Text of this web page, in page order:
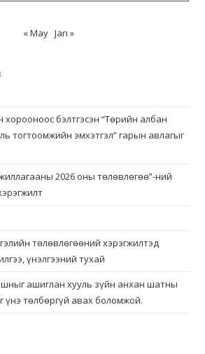
« May Jan »
хорооноос бэлтгэсэн “Төрийн албан
тогтоомжийн эмхэтгэл” гарын авлагыг
2026 оны төлөвлөгөө”-ний
төлөвлөгөөний хэрэгжилтэд
үнэлгээний тухай
ашиглан хууль зүйн анхан шатны
үнэ төлбөргүй авах боломжой.